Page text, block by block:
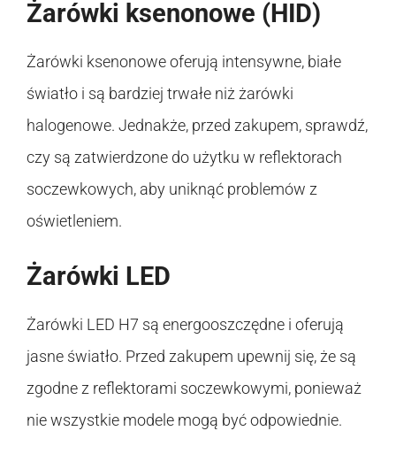
Żarówki ksenonowe (HID)
Żarówki ksenonowe oferują intensywne, białe
światło i są bardziej trwałe niż żarówki
halogenowe. Jednakże, przed zakupem, sprawdź,
czy są zatwierdzone do użytku w reflektorach
soczewkowych, aby uniknąć problemów z
oświetleniem.
Żarówki LED
Żarówki LED H7 są energooszczędne i oferują
jasne światło. Przed zakupem upewnij się, że są
zgodne z reflektorami soczewkowymi, ponieważ
nie wszystkie modele mogą być odpowiednie.